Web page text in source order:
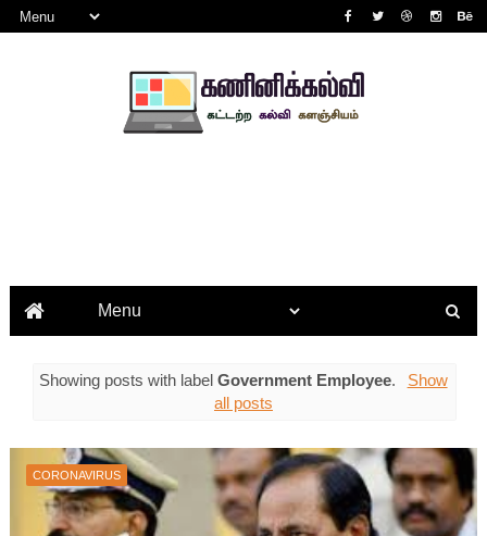
Showing posts with labelGovernment Employee.
Show
all posts
CORONAVIRUS